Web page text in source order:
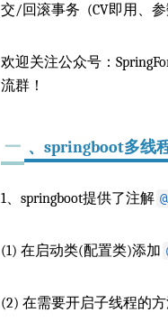
交/回滚事务 (CV即用、
欢迎关注公众号：
流群！
一 、springboot多线
1、springboot提供了注解
(1) 在启动类(配置类)添加
(2) 在需要开启子线程的